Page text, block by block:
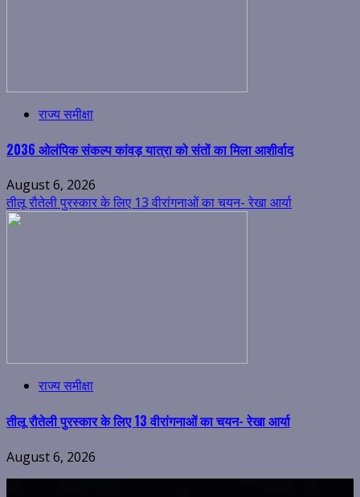
राज्य समीक्षा
2036 ओलंपिक संकल्प कांवड़ यात्रा को संतों का मिला आशीर्वाद
August 6, 2026
तीलू रौतेली पुरस्कार के लिए 13 वीरांगनाओं का चयन- रेखा आर्या
राज्य समीक्षा
तीलू रौतेली पुरस्कार के लिए 13 वीरांगनाओं का चयन- रेखा आर्या
August 6, 2026